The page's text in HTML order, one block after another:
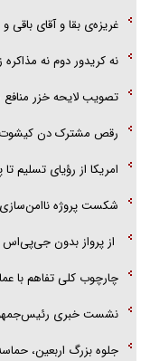
غریزه‌ی بقا و آقای باقی و
نه کریدور دوم نه مذاکره
تصویب لایحه خزر
رقص مشترک دن
امریکا از رؤیای تسلیم
شکست پروژه ناامن‌سازی
از پرواز بدون جی‌پی‌اس
چارچوب کلی تفاهم
نشست خبری رئیس‌جمهور
جلوه بزرگ اربعین،